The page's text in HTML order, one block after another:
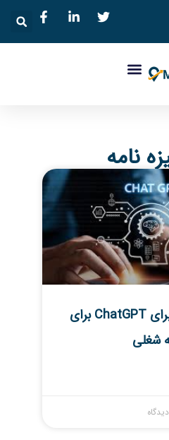
نامه
پرامپت حرفه‌ای برای ChatGPT برای
شغلی